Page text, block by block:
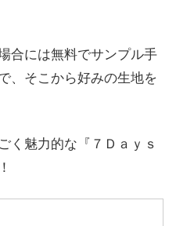
合には無料でサンプル手
、そこから好みの生地を
く魅力的な『７Ｄａｙｓ